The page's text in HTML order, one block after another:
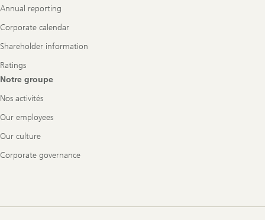
Annual reporting
Corporate calendar
Shareholder information
Ratings
Notre groupe
Nos activités
Our employees
Our culture
Corporate governance